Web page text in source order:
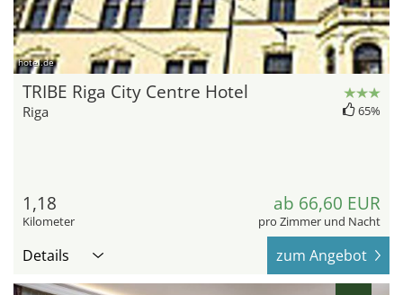
hotel.de
TRIBE Riga City Centre Hotel
Riga 65%
1,18
Kilometer
ab 66,60 EUR
pro Zimmer und Nacht
Details zum Angebot